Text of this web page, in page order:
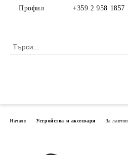
Профил +359 2 958 1857
Начало Устройства и аксесоари За лаптоп